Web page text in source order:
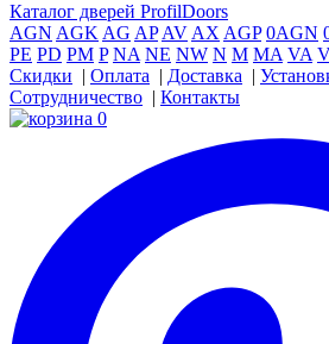
Каталог дверей ProfilDoors
AGN AGKAG APAVAXAGP 0AGN
PE PD PM P NA NE NW N M MA VA
Скидки
Оплата Доставка
Сотрудничество
Контакты
0